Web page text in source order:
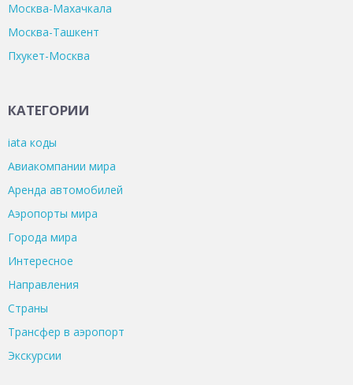
Москва-Махачкала
Москва-Ташкент
Пхукет-Москва
КАТЕГОРИИ
iata коды
Авиакомпании мира
Аренда автомобилей
Аэропорты мира
Города мира
Интересное
Направления
Страны
Трансфер в аэропорт
Экскурсии